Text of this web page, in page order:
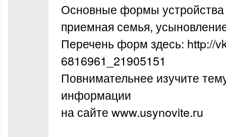
Основные формы
приемная семья,
Перечень форм здесь: http://
6816961_21905151
Повнимательнее изучите
информации
на сайте www.usynovite.ru